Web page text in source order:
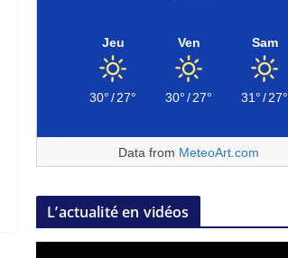
Jeu
30°/27°
Ven
30°/27°
Sam
31°/27°
Data from MeteoArt.com
L’actualité en vidéos